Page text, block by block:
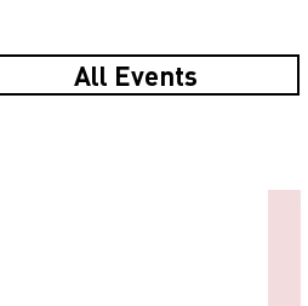
All Events